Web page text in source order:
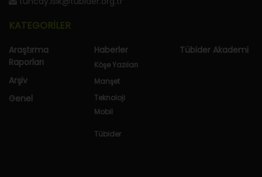
KATEGORİLER
Araştırma
Raporları
Arşiv
Genel
Haberler
Köşe Yazıları
Manşet
Teknoloji
Mobil
Tübider
Tübider Akademi